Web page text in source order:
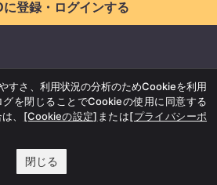
に登録・ログインする
すさ、利用状況の分析のためCookieを利用
を閉じることでCookieの使用に同意する
、 [Cookieの設定] または[プライバシーポ
閉じる